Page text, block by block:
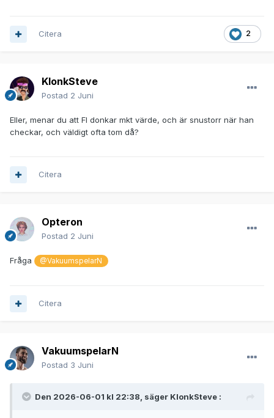
2
Citera
KlonkSteve
Postad 2 Juni
Eller, menar du att FI donkar mkt värde, och är snustorr när han
checkar, och väldigt ofta tom då?
Citera
Opteron
Postad 2 Juni
Fråga @VakuumspelarN
Citera
VakuumspelarN
Postad 3 Juni
Den 2026-06-01 kl 22:38, säger KlonkSteve :